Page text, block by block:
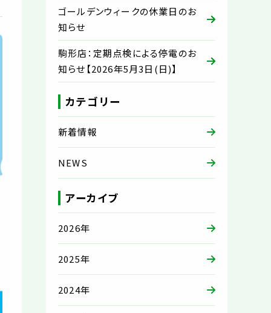
ゴールデンウィークの休業日のお
知らせ
駒形店：定期点検による停電のお
知らせ【2026年5月3日(日)】
カテゴリー
新着情報
NEWS
アーカイブ
2026年
2025年
2024年